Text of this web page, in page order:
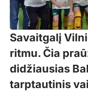
Savaitgalį
ritmu. Čia
didžiausias
tarptautinis